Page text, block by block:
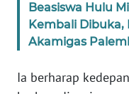
Beasiswa Hulu
Kembali Dibuka,
Akamigas
Ia berharap
Wahana
Regional
WN